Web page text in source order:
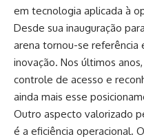
em tecnologia aplicada à
Desde sua inauguração
arena tornou-se referência
inovação. Nos últimos
controle de acesso e
ainda mais esse
Outro aspecto valorizado
é a eficiência operacional.